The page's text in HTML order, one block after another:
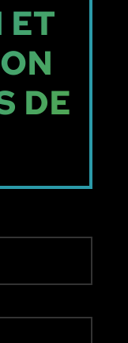
ET
DE